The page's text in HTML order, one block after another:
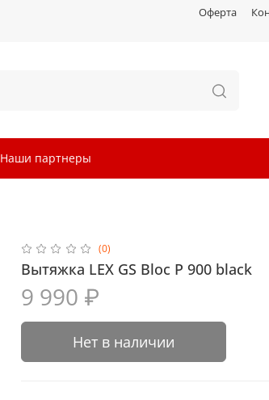
Оферта
Наши партнеры
(0)
Вытяжка LEX GS Bloc P 900 black
9 990 ₽
Нет в наличии